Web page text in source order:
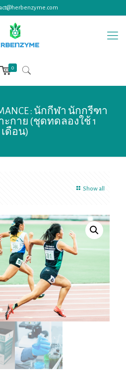
0
: นักกีฬา นักกรีฑา
กาย (ชุดทดลองใช้ 1
เดือน)
Show all